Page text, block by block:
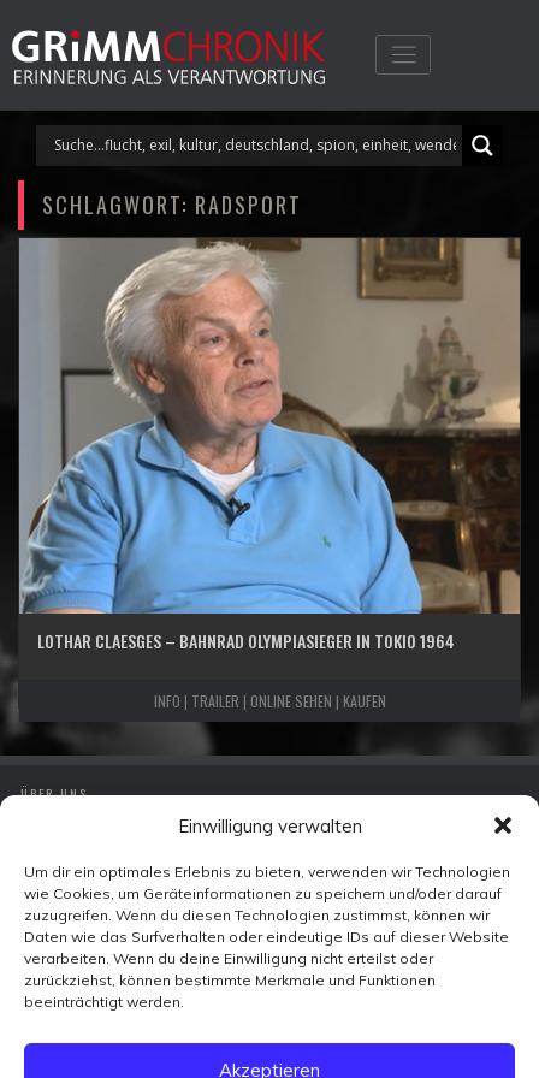
Einwilligung verwalten
Um dir ein optimales Erlebnis zu bieten, verwenden wir Technologien
wie Cookies, um Geräteinformationen zu speichern und/oder darauf
zuzugreifen. Wenn du diesen Technologien zustimmst, können wir
Daten wie das Surfverhalten oder eindeutige IDs auf dieser Website
verarbeiten. Wenn du deine Einwilligung nicht erteilst oder
zurückziehst, können bestimmte Merkmale und Funktionen
beeinträchtigt werden.
Akzeptieren
content
SCHLAGWORT: RADSPORT
LOTHAR CLAESGES – BAHNRAD OLYMPIASIEGER IN TOKIO 1964
INFO | TRAILER | ONLINE SEHEN | KAUFEN
ÜBER UNS
DATENSCHUTZ
KONTAKT
Zeitzeugen-TV
Ohmstraße 7
10179 Berlin
FACEBOOK